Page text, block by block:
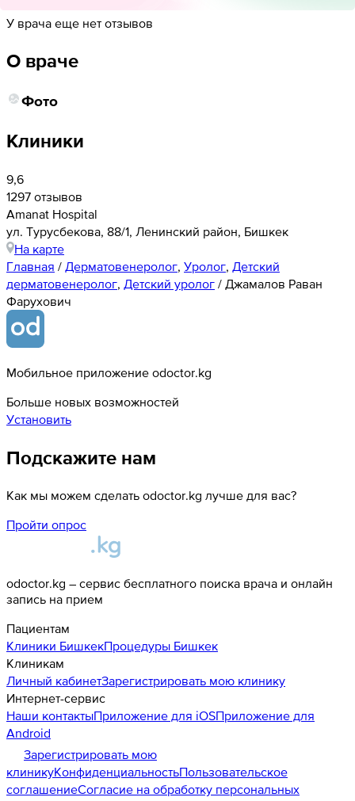
У врача еще нет отзывов
О враче
Фото
Клиники
9,6
1297 отзывов
Amanat Hospital
ул. ​Турусбекова, 88/1, Ленинский район, Бишкек
На карте
Главная / Дерматовенеролог, Уролог, Детский
дерматовенеролог, Детский уролог / Джамалов Раван
Фарухович
Мобильное приложение odoctor.kg
Больше новых возможностей
Установить
Подскажите нам
Как мы можем сделать odoctor.kg лучше для вас?
Пройти опрос
odoctor.kg – сервис бесплатного поиска врача и онлайн
запись на прием
Пациентам
Клиники БишкекПроцедуры Бишкек
Клиникам
Личный кабинетЗарегистрировать мою клинику
Интернет-сервис
Наши контактыПриложение для iOSПриложение для
Android
Зарегистрировать мою
клиникуКонфиденциальностьПользовательское
соглашениеСогласие на обработку персональных